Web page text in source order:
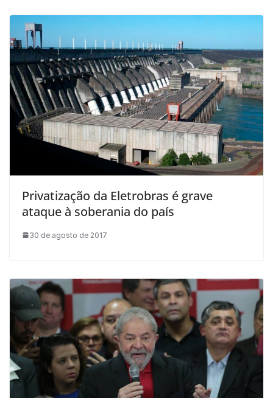
Privatização da Eletrobras é grave
ataque à soberania do país
30 de agosto de 2017